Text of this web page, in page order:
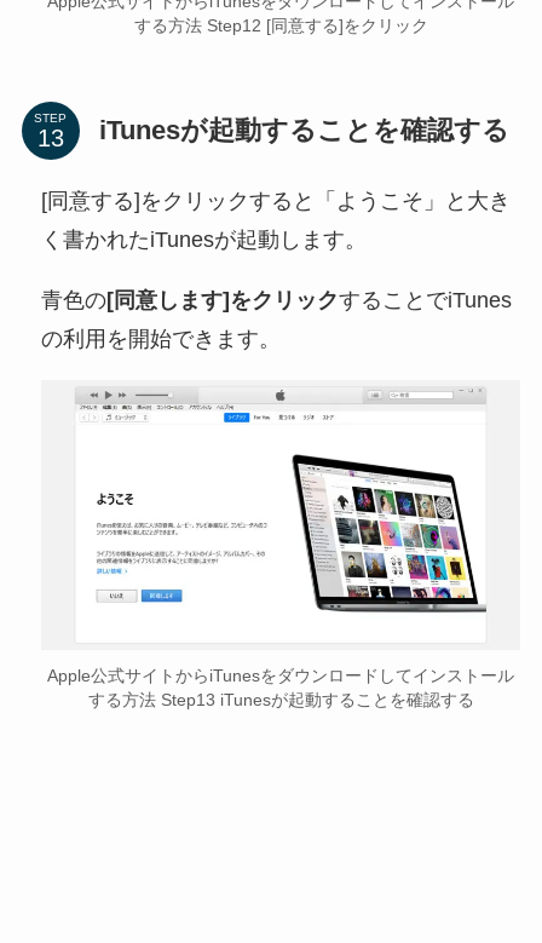
する方法 Step12 [同意する]をクリック
STEP iTunesが起動することを確認する
[同意する]をクリックすると「ようこそ」と大き
く書かれたiTunesが起動します。
青色の[同意します]をクリックすることでiTunes
の利用を開始できます。
Apple公式サイトからiTunesをダウンロードしてインストール
する方法 Step13 iTunesが起動することを確認する